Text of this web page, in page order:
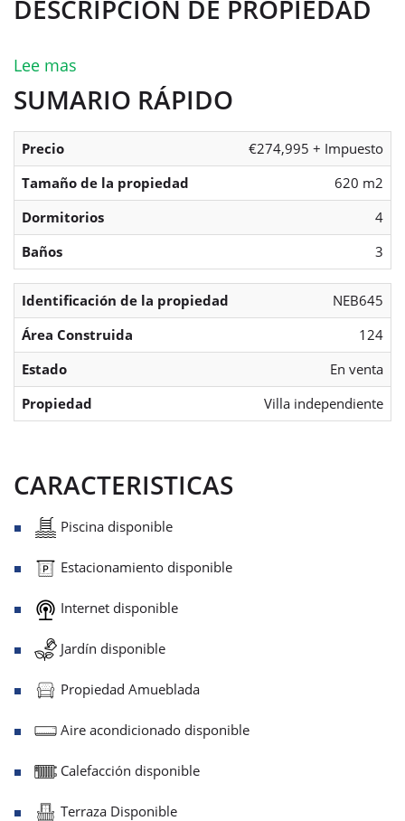
DESCRIPCIÓN DE PROPIEDAD
Lee mas
SUMARIO RÁPIDO
Precio
€274,995 + Impuesto
Tamaño de la propiedad
620 m2
Dormitorios
4
Baños
3
Identificación de la propiedad
NEB645
Área Construida
124
Estado
En venta
Propiedad
Villa independiente
CARACTERISTICAS
Piscina disponible
Estacionamiento disponible
Internet disponible
Jardín disponible
Propiedad Amueblada
Aire acondicionado disponible
Calefacción disponible
Terraza Disponible